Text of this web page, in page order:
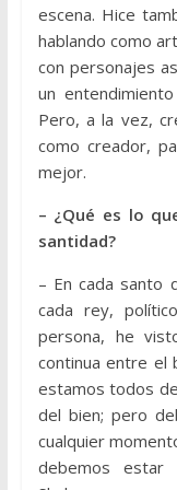
escena. Hice
hablando como
con personajes
un
Pero, a la vez,
como creador,
mejor.
– ¿Qué es lo
santidad?
– En cada santo
cada rey,
persona, he
continua entre el
estamos todos
del bien; pero
cualquier
debemos